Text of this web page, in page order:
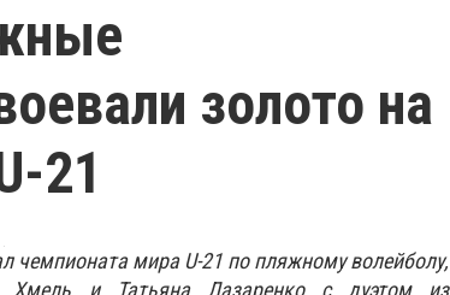
золото на
21
чемпионата мира U-21 по пляжному волейболу,
Хмель и Татьяна Лазаренко с дуэтом из